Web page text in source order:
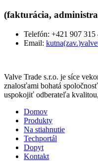
(fakturácia,
Telefón: +421 907 315
Email: kutna(zav.)
Valve Trade s.r.o. je síce
znalosťami bohatá
uspokojiť odberateľa
Domov
Produkty
Na stiahnutie
Techportál
Dopyt
Kontakt